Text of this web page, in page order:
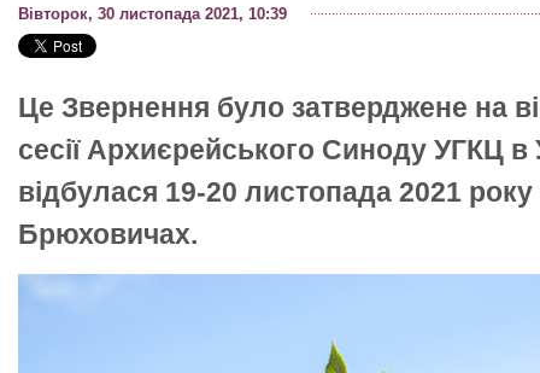
Вівторок, 30 листопада 2021, 10:39
Це Звернення було затверджене на
сесії Архиєрейського Синоду УГКЦ в
відбулася 19-20 листопада 2021 року
Брюховичах.